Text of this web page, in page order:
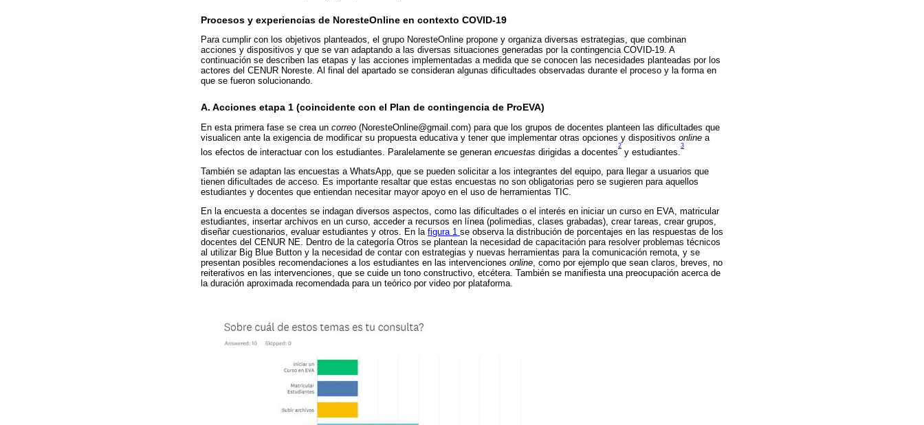
Procesos y experiencias de NoresteOnline en contexto COVID-19
Para cumplir con los objetivos planteados, el grupo NoresteOnline propone y organiza diversas estrategias, que combinan
acciones y dispositivos y que se van adaptando a las diversas situaciones generadas por la contingencia COVID-19. A
continuación se describen las etapas y las acciones implementadas a medida que se conocen las necesidades planteadas por los
actores del CENUR Noreste. Al final del apartado se consideran algunas dificultades observadas durante el proceso y la forma en
que se fueron solucionando.
A. Acciones etapa 1 (coincidente con el Plan de contingencia de ProEVA)
En esta primera fase se crea un correo (NoresteOnline@gmail.com) para que los grupos de docentes planteen las dificultades que
visualicen ante la exigencia de modificar su propuesta educativa y tener que implementar otras opciones y dispositivos online a
los efectos de interactuar con los estudiantes. Paralelamente se generan encuestas dirigidas a docentes
2
y estudiantes.
3
También se adaptan las encuestas a WhatsApp, que se pueden solicitar a los integrantes del equipo, para llegar a usuarios que
tienen dificultades de acceso. Es importante resaltar que estas encuestas no son obligatorias pero se sugieren para aquellos
estudiantes y docentes que entiendan necesitar mayor apoyo en el uso de herramientas TIC.
En la encuesta a docentes se indagan diversos aspectos, como las dificultades o el interés en iniciar un curso en EVA, matricular
estudiantes, insertar archivos en un curso, acceder a recursos en línea (polimedias, clases grabadas), crear tareas, crear grupos,
diseñar cuestionarios, evaluar estudiantes y otros. En la figura 1 se observa la distribución de porcentajes en las respuestas de los
docentes del CENUR NE. Dentro de la categoría Otros se plantean la necesidad de capacitación para resolver problemas técnicos
al utilizar Big Blue Button y la necesidad de contar con estrategias y nuevas herramientas para la comunicación remota, y se
presentan posibles recomendaciones a los estudiantes en las intervenciones online, como por ejemplo que sean claros, breves, no
reiterativos en las intervenciones, que se cuide un tono constructivo, etcétera. También se manifiesta una preocupación acerca de
la duración aproximada recomendada para un teórico por video por plataforma.